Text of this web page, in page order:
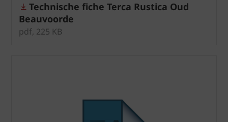
Technische fiche Terca Rustica Oud
Beauvoorde
pdf, 225 KB